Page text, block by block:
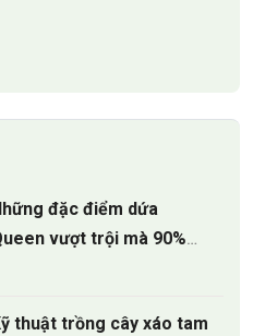
đặc điểm dứa
vượt trội mà 90%
thuật trồng cây xáo tam